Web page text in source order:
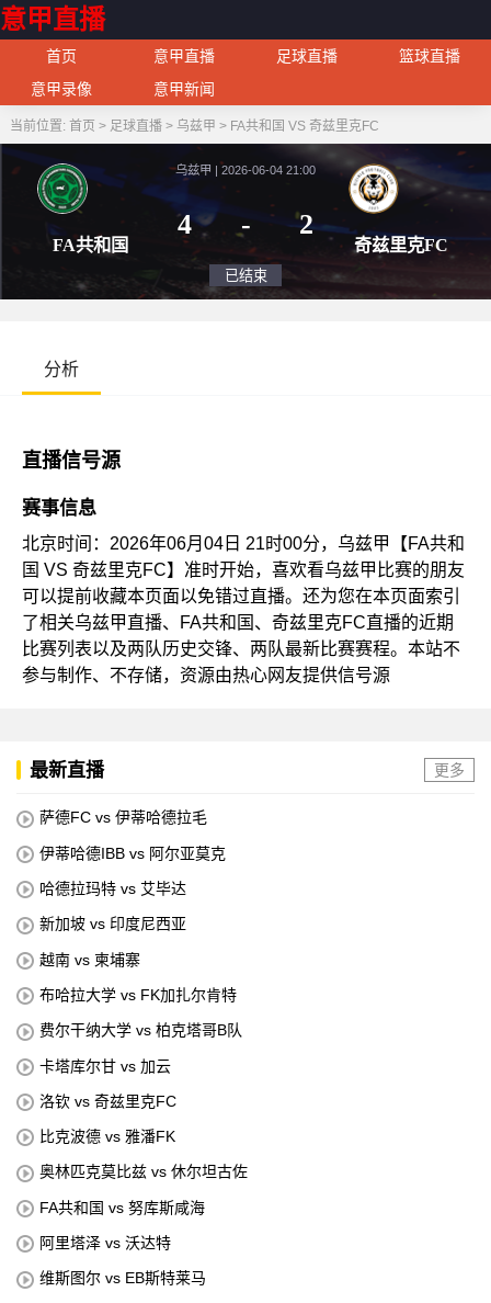
意甲直播
首页 意甲直播 足球直播
篮球直播
意甲录像
意甲新闻
当前位置: 首页 > 足球直播> 乌兹甲 > FA共和国 VS 奇兹里克FC
FA共和国
乌兹甲 | 2026-06-04 21:00
4
奇兹
分析
直播信号源
赛事信息
北京时间：2026年06月04日 21时00分，乌兹甲【FA共和
国 VS 奇兹里克FC】准时开始，喜欢看乌兹甲比赛的朋友
可以提前收藏本页面以免错过直播。还为您在本页面索引
了相关乌兹甲直播、FA共和国、奇兹里克FC直播的近期
比赛列表以及两队历史交锋、两队最新比赛赛程。本站不
参与制作、不存储，资源由热心网友提供信号源
最新直播 更多
萨德FC vs 伊蒂哈德拉毛
伊蒂哈德IBB vs 阿尔亚莫克
哈德拉玛特 vs 艾毕达
新加坡 vs 印度尼西亚
越南 vs 柬埔寨
布哈拉大学 vs FK加扎尔肯特
费尔干纳大学 vs 柏克塔哥B队
卡塔库尔甘 vs 加云
洛钦 vs 奇兹里克FC
比克波德 vs 雅潘FK
奥林匹克莫比兹 vs 休尔坦古佐
FA共和国 vs 努库斯咸海
阿里塔泽 vs 沃达特
维斯图尔 vs EB斯特莱马